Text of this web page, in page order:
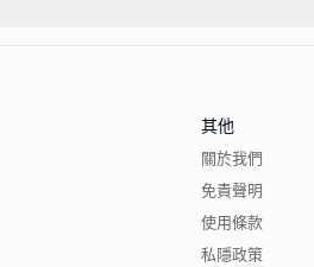
其他
關於我們
免責聲明
使用條款
私隱政策